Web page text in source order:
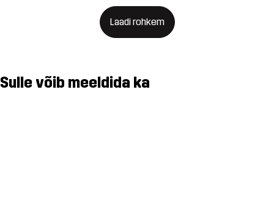
Laadi rohkem
Sulle võib meeldida ka